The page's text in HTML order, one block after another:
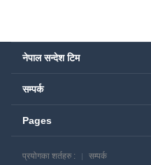
नेपाल सन्देश टिम
सम्पर्क
Pages
प्रयोगका शर्तहरु : सम्पर्क